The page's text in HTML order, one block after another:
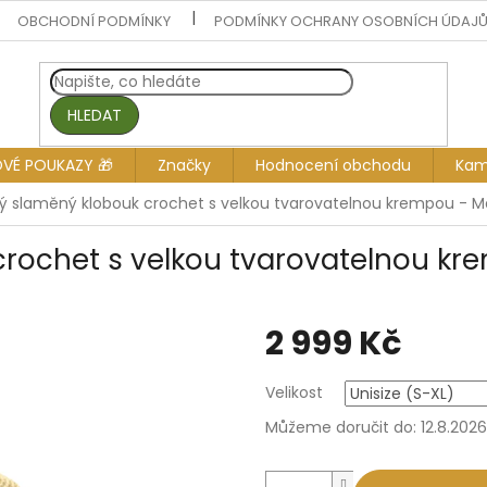
OBCHODNÍ PODMÍNKY PODMÍNKY OCHRANY OSOBNÍCH
HLEDAT
POUKAZY 🎁 Značky Hodnocení obchodu
slaměný klobouk crochet s velkou tvarovatelnou krempou -
s velkou tvarovatelnou
2 999 Kč
cena:
Velikost
Můžeme doručit do: 12.8.2026